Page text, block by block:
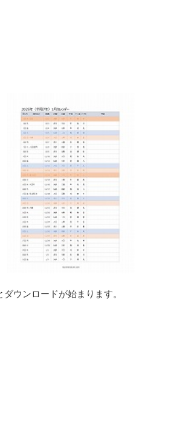
ウンロードが始まります。